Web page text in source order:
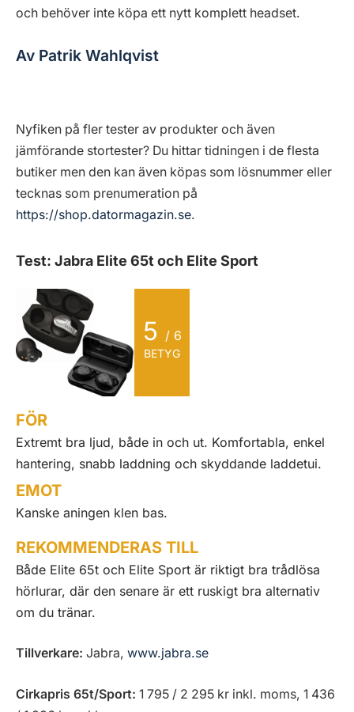
och behöver inte köpa ett nytt komplett headset.
Av Patrik Wahlqvist
Nyfiken på fler tester av produkter och även
jämförande stortester? Du hittar tidningen i de flesta
butiker men den kan även köpas som lösnummer eller
tecknas som prenumeration på
https://shop.datormagazin.se.
Test: Jabra Elite 65t och Elite Sport
5 / 6
BETYG
FÖR
Extremt bra ljud, både in och ut. Komfortabla, enkel
hantering, snabb laddning och skyddande laddetui.
EMOT
Kanske aningen klen bas.
REKOMMENDERAS TILL
Både Elite 65t och Elite Sport är riktigt bra trådlösa
hörlurar, där den senare är ett ruskigt bra alternativ
om du tränar.
Tillverkare: Jabra, www.jabra.se
Cirkapris 65t/Sport: 1 795 / 2 295 kr inkl. moms, 1 436